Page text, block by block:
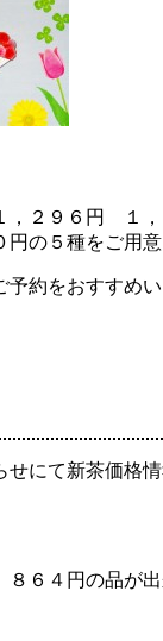
，２９６円 １
の５種をご用意
約をおすすめい
せにて新茶価格
６４円の品が出